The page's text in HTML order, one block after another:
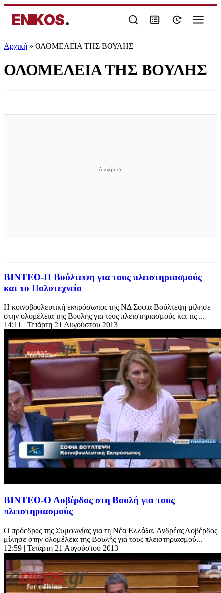
ENIKOS.
Αρχική » ΟΛΟΜΕΛΕΙΑ ΤΗΣ ΒΟΥΛΗΣ
ΟΛΟΜΕΛΕΙΑ ΤΗΣ ΒΟΥΛΗΣ
ΒΙΝΤΕΟ-Η Βούλτεψη για τους πλειστηριασμούς
και το Πολυτεχνείο
Η κοινοβουλευτική εκπρόσωπος της ΝΔ Σοφία Βούλτεψη μίλησε
στην ολομέλεια της Βουλής για τους πλειστηριασμούς και τις ...
14:11 | Τετάρτη 21 Αυγούστου 2013
ΒΙΝΤΕΟ-Ο Λοβέρδος στη Βουλή για τους
πλειστηριασμούς
Ο πρόεδρος της Συμφωνίας για τη Νέα Ελλάδα, Ανδρέας Λοβέρδος
μίλησε στην ολομέλεια της Βουλής για τους πλειστηριασμού...
12:59 | Τετάρτη 21 Αυγούστου 2013